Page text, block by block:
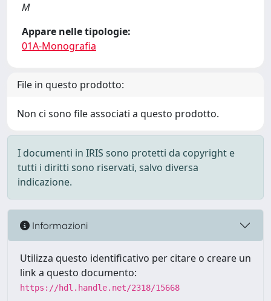
M
Appare nelle tipologie:
01A-Monografia
File in questo prodotto:
Non ci sono file associati a questo prodotto.
I documenti in IRIS sono protetti da copyright e
tutti i diritti sono riservati, salvo diversa
indicazione.
Informazioni
Utilizza questo identificativo per citare o creare un
link a questo documento:
https://hdl.handle.net/2318/15668